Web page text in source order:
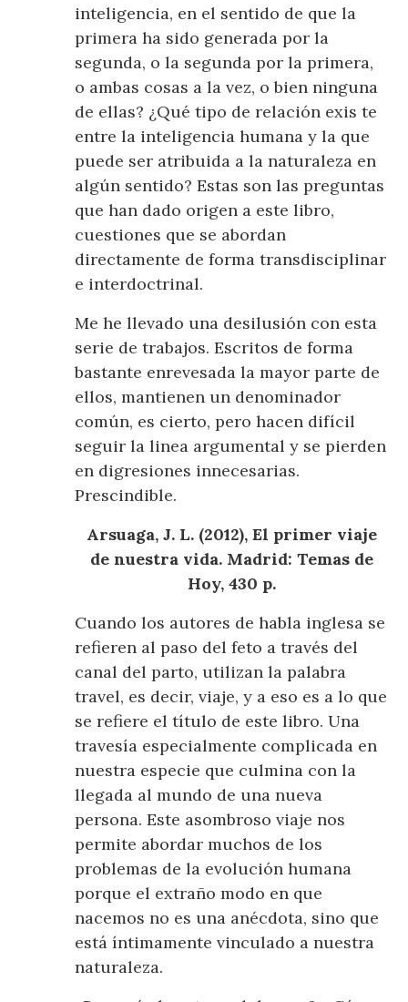
inteligencia, en el sentido de que la
primera ha sido generada por la
segunda, o la segunda por la primera,
o ambas cosas a la vez, o bien ninguna
de ellas? ¿Qué tipo de relación existe
entre la inteligencia humana y la que
puede ser atribuida a la naturaleza en
algún sentido? Estas son las preguntas
que han dado origen a este libro,
cuestiones que se abordan
directamente de forma transdisciplinar
e interdoctrinal.
Me he llevado una desilusión con esta
serie de trabajos. Escritos de forma
bastante enrevesada la mayor parte de
ellos, mantienen un denominador
común, es cierto, pero hacen difícil
seguir la linea argumental y se pierden
en digresiones innecesarias.
Prescindible.
Arsuaga, J. L. (2012), El primer viaje
de nuestra vida. Madrid: Temas de
Hoy, 430 p.
Cuando los autores de habla inglesa se
refieren al paso del feto a través del
canal del parto, utilizan la palabra
travel, es decir, viaje, y a eso es a lo que
se refiere el título de este libro. Una
travesía especialmente complicada en
nuestra especie que culmina con la
llegada al mundo de una nueva
persona. Este asombroso viaje nos
permite abordar muchos de los
problemas de la evolución humana
porque el extraño modo en que
nacemos no es una anécdota, sino que
está íntimamente vinculado a nuestra
naturaleza.